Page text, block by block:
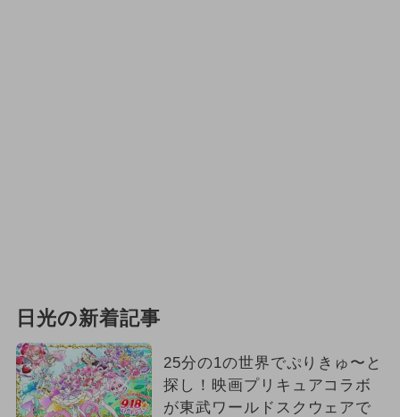
日光の新着記事
25分の1の世界でぷりきゅ〜と
探し！映画プリキュアコラボ
が東武ワールドスクウェアで